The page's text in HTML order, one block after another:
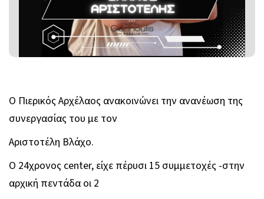
Ο Πιερικός Αρχέλαος ανακοινώνει την ανανέωση της
συνεργασίας του με τον
Αριστοτέλη Βλάχο.
Ο 24χρονος center, είχε πέρυσι 15 συμμετοχές -στην
αρχική πεντάδα οι 2